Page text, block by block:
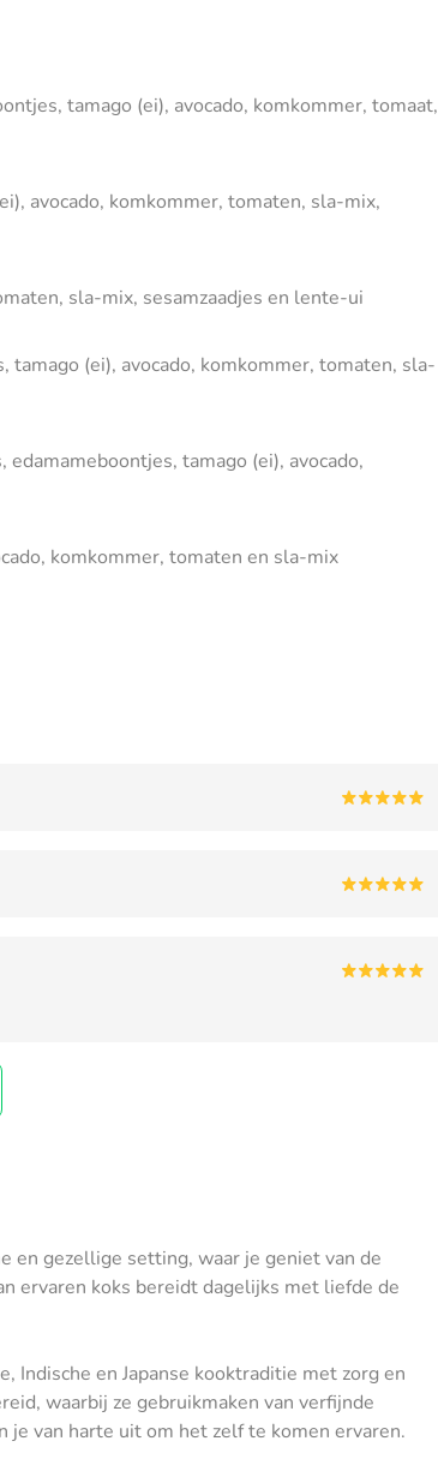
tamago (ei), avocado, komkommer, tomaat,
avocado, komkommer, tomaten, sla-mix,
sla-mix, sesamzaadjes en lente-ui
(ei), avocado, komkommer, tomaten, sla-
tamago (ei), avocado,
komkommer, tomaten en sla-mix
en gezellige setting, waar je geniet van de
ervaren koks bereidt dagelijks met liefde de
Indische en Japanse kooktraditie met zorg en
waarbij ze gebruikmaken van verfijnde
van harte uit om het zelf te komen ervaren.